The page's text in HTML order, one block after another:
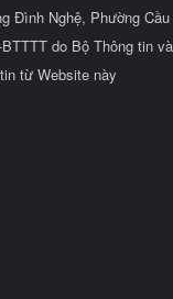
Đình Nghệ, Phường
do Bộ Thông tin
từ Website này